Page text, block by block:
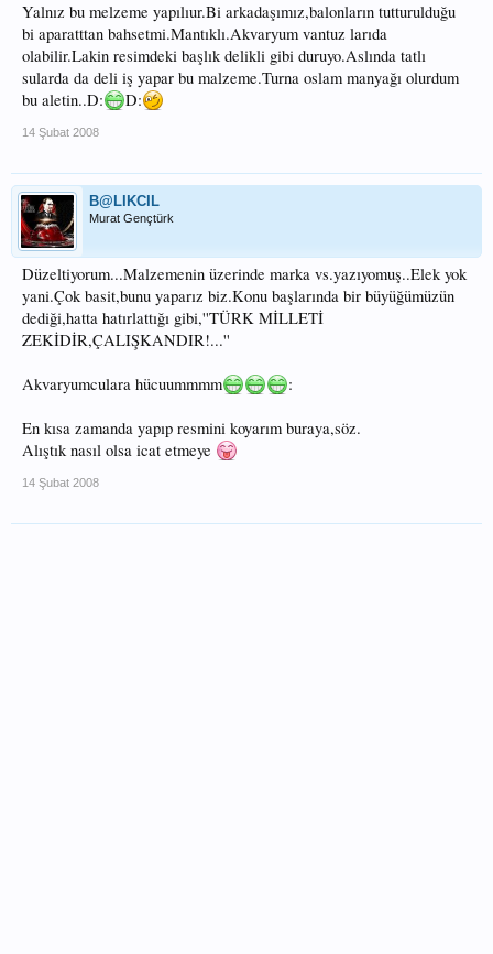
Yalnız bu melzeme yapılıur.Bi arkadaşımız,balonların tutturulduğu
bi aparatttan bahsetmi.Mantıklı.Akvaryum vantuz larıda
olabilir.Lakin resimdeki başlık delikli gibi duruyo.Aslında tatlı
sularda da deli iş yapar bu malzeme.Turna oslam manyağı olurdum
bu aletin..D:
D:
14 Şubat 2008
B@LIKCIL
Murat Gençtürk
Düzeltiyorum...Malzemenin üzerinde marka vs.yazıyomuş..Elek yok
yani.Çok basit,bunu yaparız biz.Konu başlarında bir büyüğümüzün
dediği,hatta hatırlattığı gibi,''TÜRK MİLLETİ
ZEKİDİR,ÇALIŞKANDIR!...''
Akvaryumculara hücuummmm :
En kısa zamanda yapıp resmini koyarım buraya,söz.
Alıştık nasıl olsa icat etmeye
14 Şubat 2008